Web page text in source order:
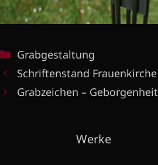
Kategorien
Grabgestaltung
Schriftenstand
Grabzeichen – Geborgenheit
Werke